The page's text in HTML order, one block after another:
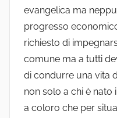
evangelica ma
progresso
richiesto di
comune ma a tutti
di condurre una vita
non solo a chi è nato
a coloro che per